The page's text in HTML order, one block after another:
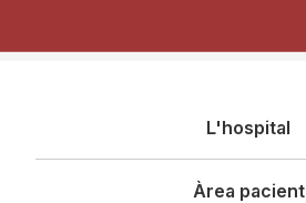
principal
L'hospital
Àrea pacient